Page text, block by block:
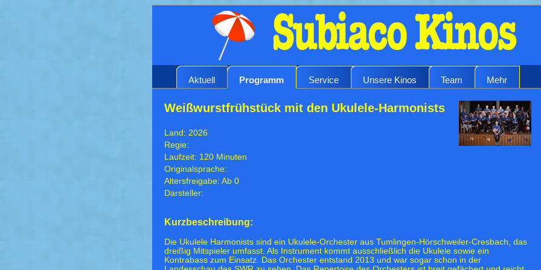
Aktuell Programm Service Unsere Kinos Team Mehr
Weißwurstfrühstück mit den Ukulele-Harmonists
Land: 2026
Regie:
Laufzeit: 120 Minuten
Originalsprache:
Altersfreigabe: Ab 0
Darsteller:
Kurzbeschreibung:
Die Ukulele Harmonists sind ein Ukulele-Orchester aus Tumlingen-Hörschweiler-Cresbach, das
dreißig Mitspieler umfasst. Als Instrument kommt ausschließlich die Ukulele sowie ein
Kontrabass zum Einsatz. Das Orchester entstand 2013 und war sogar schon in der